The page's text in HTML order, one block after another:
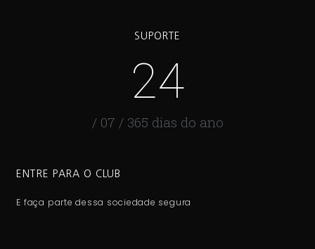
SUPORTE
24
/ 07 / 365 dias do ano
ENTRE PARA O CLUB
E faça parte dessa sociedade segura